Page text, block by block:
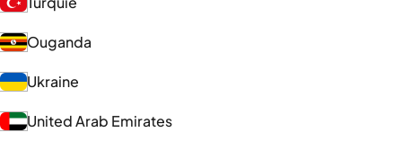
Ouganda
Ukraine
United Arab Emirates